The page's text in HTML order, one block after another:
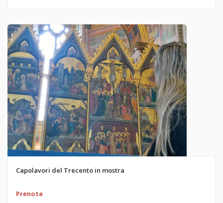
Capolavori del Trecento in mostra
Prenota